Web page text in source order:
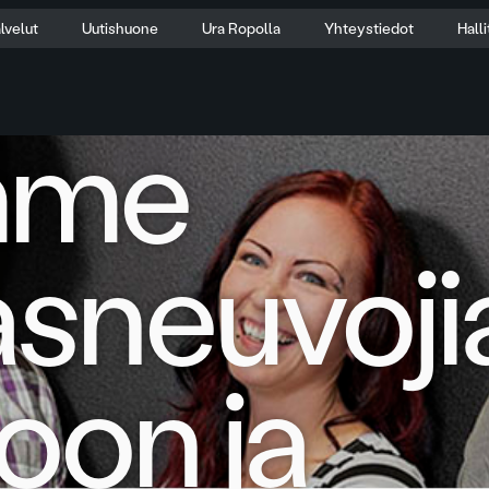
Uutishuone Ura Ropolla Yhteystiedot
ja